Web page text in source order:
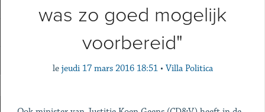
was zo goed mogelijk
voorbereid"
le jeudi 17 mars 2016 18:51 • Villa Politica